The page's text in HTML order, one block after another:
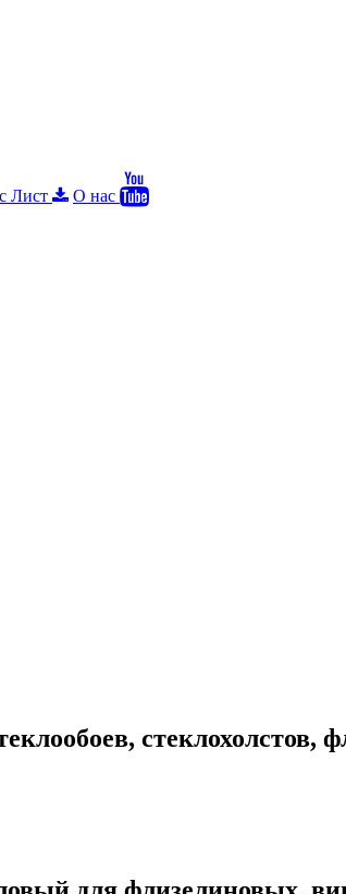
Лист
О нас
стеклохолстов,